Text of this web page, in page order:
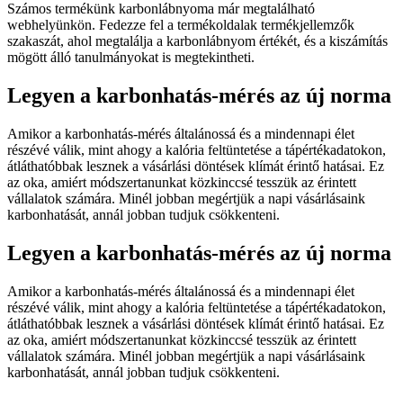
Számos termékünk karbonlábnyoma már megtalálható
webhelyünkön. Fedezze fel a termékoldalak termékjellemzők
szakaszát, ahol megtalálja a karbonlábnyom értékét, és a kiszámítás
mögött álló tanulmányokat is megtekintheti.
Legyen a karbonhatás-mérés az új norma
Amikor a karbonhatás-mérés általánossá és a mindennapi élet
részévé válik, mint ahogy a kalória feltüntetése a tápértékadatokon,
átláthatóbbak lesznek a vásárlási döntések klímát érintő hatásai. Ez
az oka, amiért módszertanunkat közkinccsé tesszük az érintett
vállalatok számára. Minél jobban megértjük a napi vásárlásaink
karbonhatását, annál jobban tudjuk csökkenteni.
Legyen a karbonhatás-mérés az új norma
Amikor a karbonhatás-mérés általánossá és a mindennapi élet
részévé válik, mint ahogy a kalória feltüntetése a tápértékadatokon,
átláthatóbbak lesznek a vásárlási döntések klímát érintő hatásai. Ez
az oka, amiért módszertanunkat közkinccsé tesszük az érintett
vállalatok számára. Minél jobban megértjük a napi vásárlásaink
karbonhatását, annál jobban tudjuk csökkenteni.